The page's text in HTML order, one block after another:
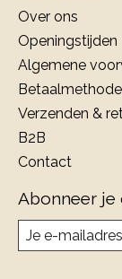
Over ons
Openingstijden
Algemene
Verzenden &
B2B
Contact
Abonneer